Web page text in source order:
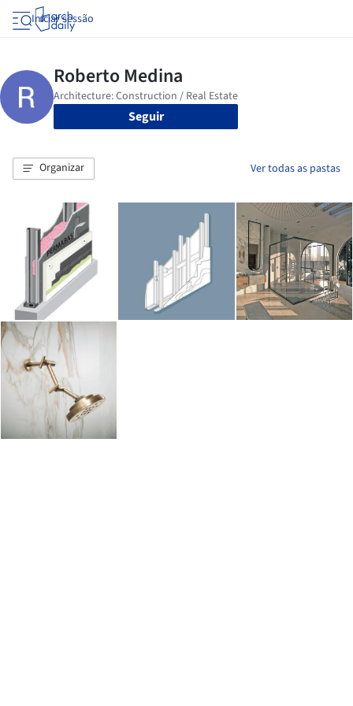
Iniciar sessão
Seguir
Organizar Ver todas as pastas